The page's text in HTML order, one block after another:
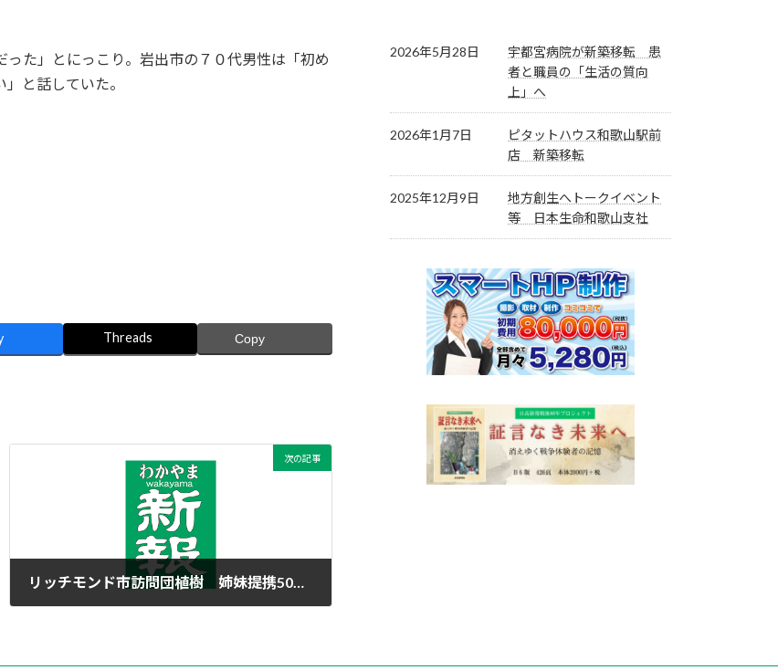
た」とにっこり。岩出市の７０代男性は「初め
と話していた。
Threads Copy
次の記事
リッチモンド市訪問団植樹 姉妹提携50周年
2026年5月28日
宇都宮病院が新築移転 患
者と職員の「生活の質向
上」へ
2026年1月7日
ピタットハウス和歌山駅前
店 新築移転
2025年12月9日
地方創生へトークイベント
等 日本生命和歌山支社